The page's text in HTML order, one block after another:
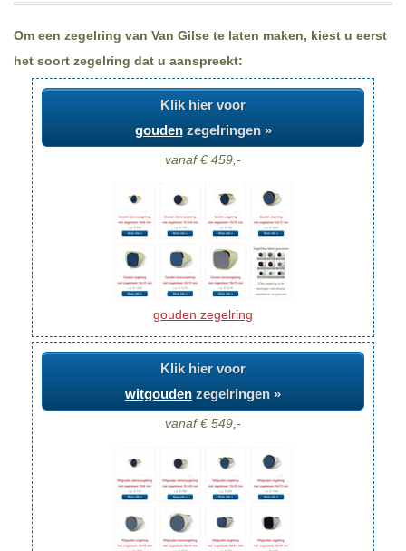
Om een zegelring van Van Gilse te laten maken, kiest u eerst
het soort zegelring dat u aanspreekt:
Klik hier voor
goudenzegelringen »
vanaf € 459,-
gouden zegelring
Klik hier voor
witgouden zegelringen »
vanaf € 549,-